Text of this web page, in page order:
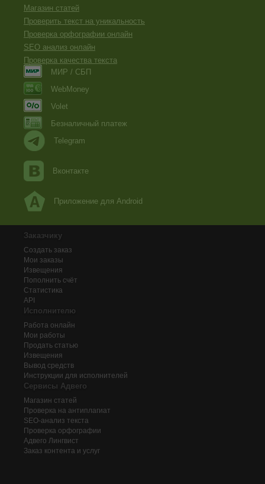
Магазин статей
Проверить текст на уникальность
Проверка орфографии онлайн
SEO анализ онлайн
Проверка качества текста
МИР / СБП
WebMoney
Volet
Безналичный платеж
Telegram
Вконтакте
Приложение для Android
Заказчику
Создать заказ
Мои заказы
Извещения
Пополнить счёт
Статистика
API
Исполнителю
Работа онлайн
Мои работы
Продать статью
Извещения
Вывод средств
Инструкции для исполнителей
Сервисы Адвего
Магазин статей
Проверка на антиплагиат
SEO-анализ текста
Проверка орфографии
Адвего Лингвист
Заказ контента и услуг